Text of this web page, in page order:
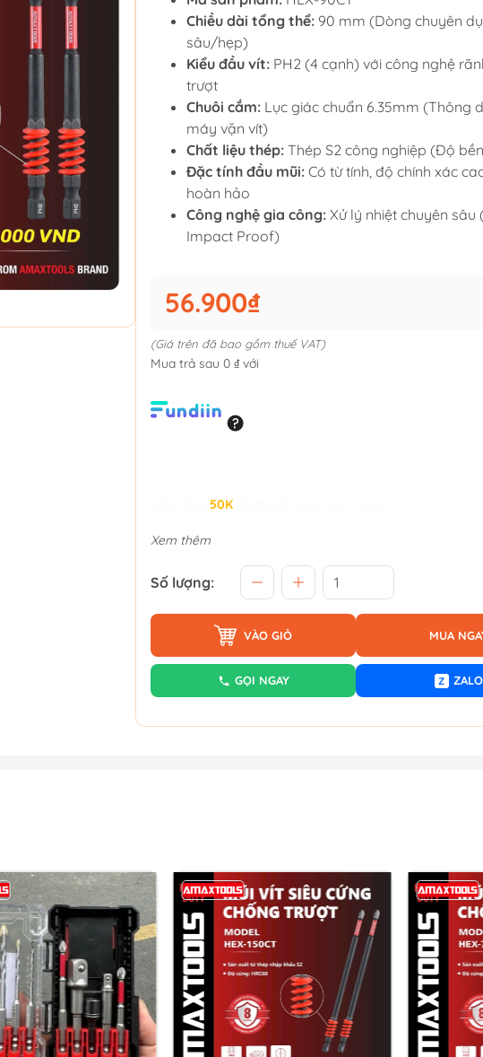
Chiều dài tổng thể: 90 mm (Dòng chuyên
sâu/hẹp)
Kiểu đầu vít: PH2 (4 cạnh) với công nghệ
trượt
Chuôi cắm: Lục giác chuẩn 6.35mm (Thông
máy vặn vít)
Chất liệu thép: Thép S2 công nghiệp (Độ
Đặc tính đầu mũi: Có từ tính, độ chính xác
hoàn hảo
Công nghệ gia công: Xử lý nhiệt chuyên sâu
Impact Proof)
56.900₫
(Giá trên đã bao gồm thuế VAT)
Mua trả sau 0 ₫ với
50K
Xem thêm
Số lượng:
VÀO GIỎ MUA
GỌI NGAY Z ZALO